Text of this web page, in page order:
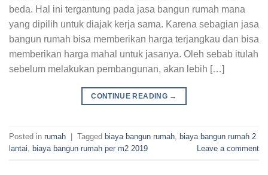
beda. Hal ini tergantung pada jasa bangun rumah mana
yang dipilih untuk diajak kerja sama. Karena sebagian jasa
bangun rumah bisa memberikan harga terjangkau dan bisa
memberikan harga mahal untuk jasanya. Oleh sebab itulah
sebelum melakukan pembangunan, akan lebih […]
CONTINUE READING →
Posted in rumah Tagged biaya bangun rumah
biaya bangun rumah 2
lantai
biaya bangun rumah per m2 2019 Leave a comment